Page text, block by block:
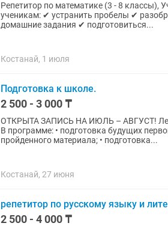
Репетитор по математике (3 - 8 классы), Учитель с опытом работы в школе. Помогаю
ученикам: ✔ устранить пробелы ✔ разобраться в текущих темах ✔ выполнять и понимать
домашние задания ✔ подготовиться...
Костанай, 1 июля
Подготовка к школе.
2 500 - 3 000 ₸
ОТКРЫТА ЗАПИСЬ НА ИЮЛЬ – АВГУСТ!
В программе: • подготовка будущих
пройденного материала; • подготовка...
Костанай, 27 июня
репетитор по русскому языку и
2 500 - 4 000 ₸